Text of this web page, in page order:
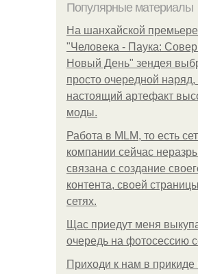
Популярные материалы
На шанхайской премьере
"Человека - Паука:
Новый День" зендея
просто очередной наряд,
настоящий артефакт
моды.
Работа в MLM, то есть
компании сейчас
связана с создание
контента, своей
сетях.
Щас приедут меня
очередь на фотосессию
Приходи к нам в прикиде